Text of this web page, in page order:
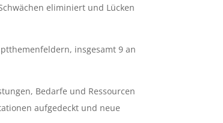
eliminiert und Lücken
insgesamt 9 an
Bedarfe und Ressourcen
aufgedeckt und neue